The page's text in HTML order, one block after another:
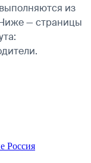
из
— страницы
Россия